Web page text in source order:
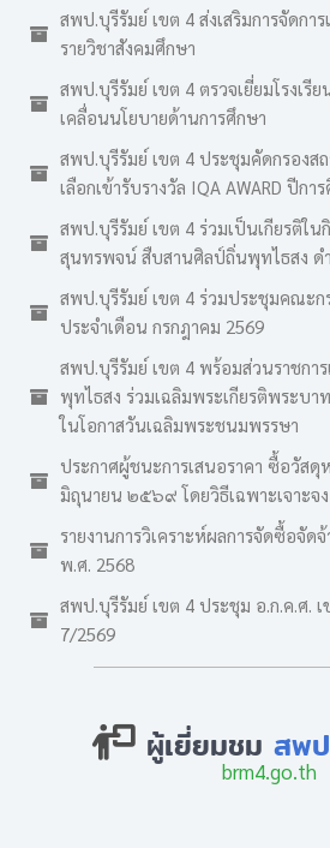
สพป.บุรีรัมย์ เขต 4 ส่งเสริมการจัดกา
รายวิชาสังคมศึกษา
สพป.บุรีรัมย์ เขต 4 ตรวจเยี่ยมโรงเรี
เคลื่อนนโยบายด้านการศึกษา
สพป.บุรีรัมย์ เขต 4 ประชุมคัดกรองส
เลือกเข้ารับรางวัล IQA AWARD ปีกา
สพป.บุรีรัมย์ เขต 4 ร่วมเป็นเกียรติใ
สุนทรพจน์ สืบสานศิลป์ถิ่นพุทไธสง ด
สพป.บุรีรัมย์ เขต 4 ร่วมประชุมคณะก
ประจำเดือน กรกฎาคม 2569
สพป.บุรีรัมย์ เขต 4 พร้อมส่วนราชกา
พุทไธสง ร่วมเฉลิมพระเกียรติพระบา
ในโอกาสวันเฉลิมพระชนมพรรษา
ประกาศผู้ชนะการเสนอราคา ซื้อวัส
มิถุนายน ๒๕๖๙ โดยวิธีเฉพาะเจาะจง
รายงานการวิเคราะห์ผลการจัดซื้อจั
พ.ศ. 2568
สพป.บุรีรัมย์ เขต 4 ประชุม อ.ก.ค.ศ.
7/2569
ผู้เยี่ยมชม สพ
brm4.go.th